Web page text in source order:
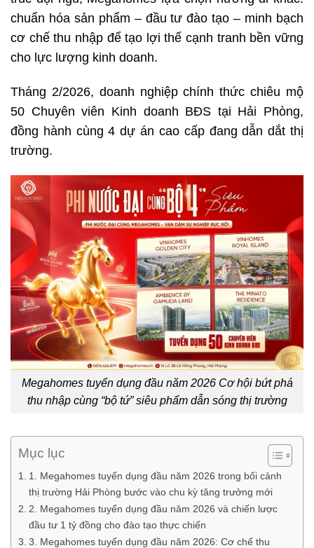
chuẩn hóa sản phẩm – đầu tư đào tạo – minh bạch
cơ chế thu nhập để tạo lợi thế cạnh tranh bền vững
cho lực lượng kinh doanh.
Tháng 2/2026, doanh nghiệp chính thức chiêu mộ
50 Chuyên viên Kinh doanh BĐS tại Hải Phòng,
đồng hành cùng 4 dự án cao cấp đang dẫn dắt thị
trường.
Megahomes tuyển dụng đầu năm 2026 Cơ hội bứt phá
thu nhập cùng “bộ tứ” siêu phẩm dẫn sóng thị trường
Mục lục
1. Megahomes tuyển dụng đầu năm 2026 trong bối cảnh
thị trường Hải Phòng bước vào chu kỳ tăng trưởng mới
2. Megahomes tuyển dụng đầu năm 2026 và chiến lược
đầu tư 1 tỷ đồng cho đào tạo thực chiến
3. Megahomes tuyển dụng đầu năm 2026: Cơ chế thu